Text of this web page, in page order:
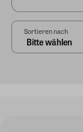
Sortieren nach